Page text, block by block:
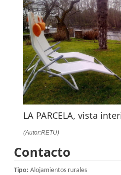
LA PARCELA, vista
(Autor:RETU)
Contacto
Tipo:Alojamientos rurales